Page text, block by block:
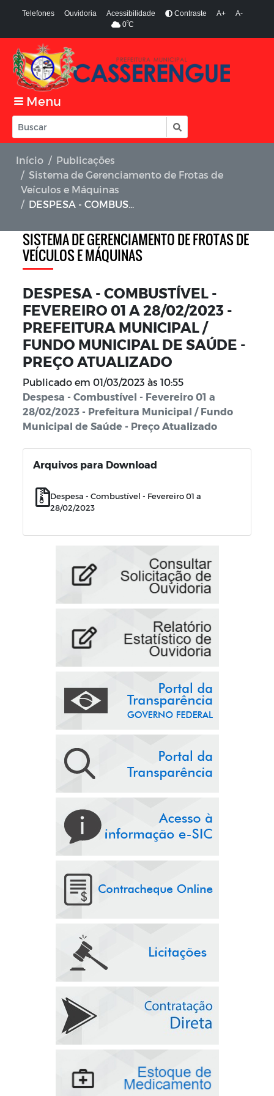
Telefones Ouvidoria Acessibilidade Contraste A+
A-
0ºC
Menu
Início
Publicações
Sistema de Gerenciamento de Frotas de
Veículos e Máquinas
DESPESA - COMBUSTÍVEL - FEVEREIRO 01 A 28/02/2023 - PREFEITURA MUNICIPAL / FUNDO MUNICIPAL DE SAÚDE - PREÇO ATUALIZADO
SISTEMA DE GERENCIAMENTO DE FROTAS DE
VEÍCULOS E MÁQUINAS
DESPESA - COMBUSTÍVEL -
FEVEREIRO 01 A 28/02/2023 -
PREFEITURA MUNICIPAL /
FUNDO MUNICIPAL DE SAÚDE -
PREÇO ATUALIZADO
Publicado em 01/03/2023 às 10:55
Despesa - Combustível - Fevereiro 01 a
28/02/2023 - Prefeitura Municipal / Fundo
Municipal de Saúde - Preço Atualizado
Arquivos para Download
Despesa - Combustível - Fevereiro 01 a
28/02/2023